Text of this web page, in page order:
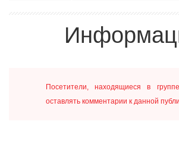
Посетители, находящиеся в
оставлять комментарии к данной